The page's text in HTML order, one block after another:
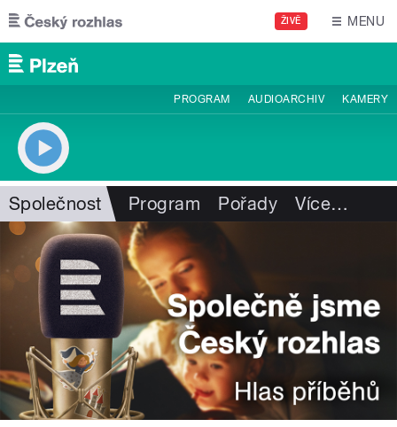
Přejít k hlavnímu obsahu
ŽIVĚ MENU
PROGRAM AUDIOARCHIV KAMERY
Společnost Program Pořady Více…